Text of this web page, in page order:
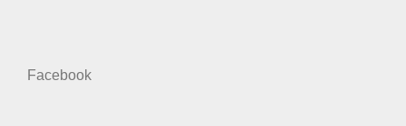
Facebook